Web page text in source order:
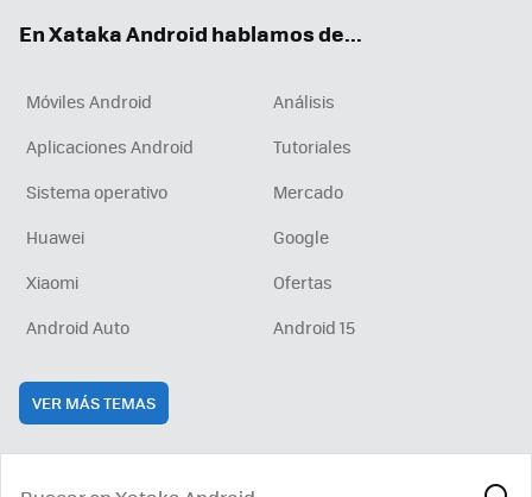
En Xataka Android hablamos de...
Móviles Android
Análisis
Aplicaciones Android
Tutoriales
Sistema operativo
Mercado
Huawei
Google
Xiaomi
Ofertas
Android Auto
Android 15
VER MÁS TEMAS